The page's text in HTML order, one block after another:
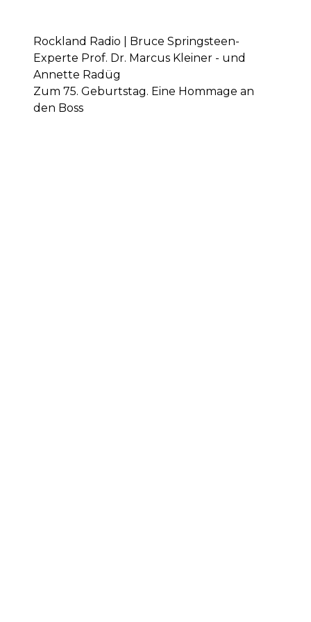
Rockland Radio | Bruce Springsteen-
Experte Prof. Dr. Marcus Kleiner - und
Annette Radüg
Zum 75. Geburtstag. Eine Hommage an
den Boss